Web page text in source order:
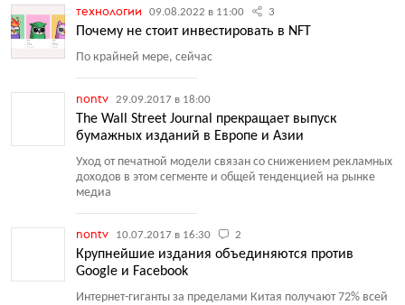
технологии 09.08.2022 в 11:00 3
Почему не стоит инвестировать в NFT
По крайней мере, сейчас
nontv 29.09.2017 в 18:00
The Wall Street Journal прекращает выпуск
бумажных изданий в Европе и Азии
Уход от печатной модели связан со снижением рекламных
доходов в этом сегменте и общей тенденцией на рынке
медиа
nontv 10.07.2017 в 16:30 2
Крупнейшие издания объединяются против
Google и Facebook
Интернет-гиганты за пределами Китая получают 72% всей